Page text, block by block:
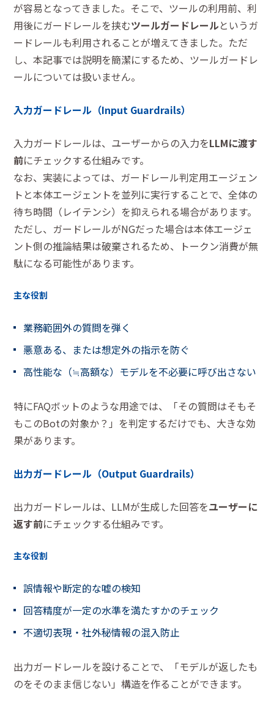
が容易となってきました。そこで、ツールの利用前、利
用後にガードレールを挟むツールガードレールというガ
ードレールも利用されることが増えてきました。ただ
し、本記事では説明を簡潔にするため、ツールガードレ
ールについては扱いません。
入力ガードレール（Input Guardrails）
入力ガードレールは、ユーザーからの入力をLLMに渡す
前にチェックする仕組みです。
なお、実装によっては、ガードレール判定用エージェン
トと本体エージェントを並列に実行することで、全体の
待ち時間（レイテンシ）を抑えられる場合があります。
ただし、ガードレールがNGだった場合は本体エージェ
ント側の推論結果は破棄されるため、トークン消費が無
駄になる可能性があります。
主な役割
業務範囲外の質問を弾く
悪意ある、または想定外の指示を防ぐ
高性能な（≒高額な）モデルを不必要に呼び出さない
特にFAQボットのような用途では、「その質問はそもそ
もこのBotの対象か？」を判定するだけでも、大きな効
果があります。
出力ガードレール（Output Guardrails）
出力ガードレールは、LLMが生成した回答をユーザーに
返す前にチェックする仕組みです。
主な役割
誤情報や断定的な嘘の検知
回答精度が一定の水準を満たすかのチェック
不適切表現・社外秘情報の混入防止
出力ガードレールを設けることで、「モデルが返したも
のをそのまま信じない」構造を作ることができます。